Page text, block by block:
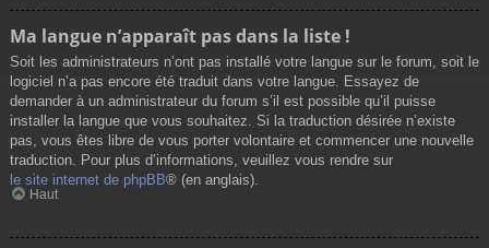
Ma langue n’apparaît pas dans la liste !
Soit les administrateurs n’ont pas installé votre langue sur le forum, soit le
logiciel n’a pas encore été traduit dans votre langue. Essayez de
demander à un administrateur du forum s’il est possible qu’il puisse
installer la langue que vous souhaitez. Si la traduction désirée n’existe
pas, vous êtes libre de vous porter volontaire et commencer une nouvelle
traduction. Pour plus d’informations, veuillez vous rendre sur
le site internet de phpBB® (en anglais).
Haut